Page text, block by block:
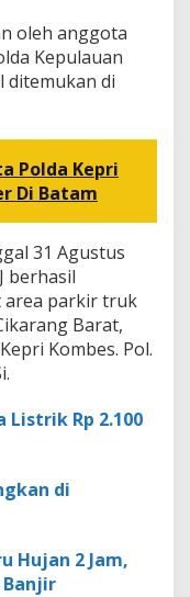
oleh anggota
Kepulauan
ditemukan di
Polda Kepri
Di Batam
31 Agustus
berhasil
area parkir truk
Barat,
Kombes. Pol.
Listrik Rp 2.100
di
Hujan 2 Jam,
Banjir